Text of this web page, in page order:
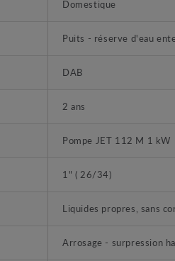
Domestique
Puits - réserve d'eau
DAB
2 ans
Pompe JET 112 M 1 kW
1" ( 26/34)
Liquides propres, sans
Arrosage - surpression